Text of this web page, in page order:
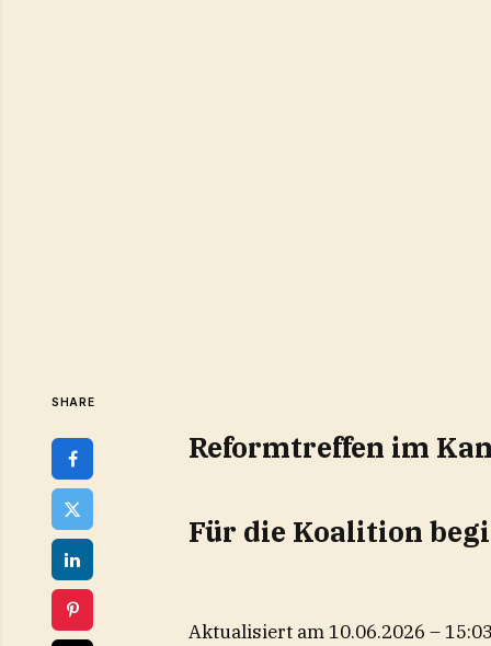
SHARE
Reformtreffen im
Für die Koalition
Aktualisiert am 10.06.2026 –